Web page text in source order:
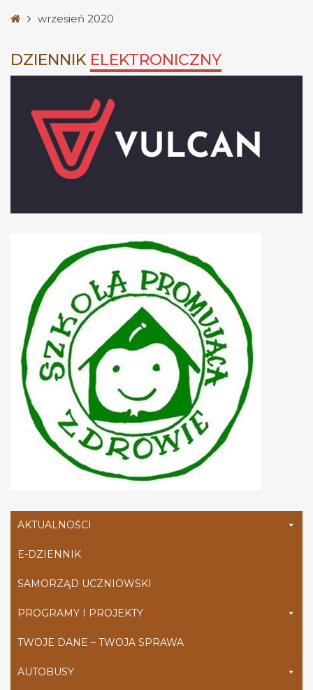
Stronawrzesień 2020
DZIENNIK ELEKTRONICZNY
AKTUALNOŚCI
E-DZIENNIK
SAMORZĄD UCZNIOWSKI
PROGRAMY I PROJEKTY
TWOJE DANE – TWOJA SPRAWA
AUTOBUSY